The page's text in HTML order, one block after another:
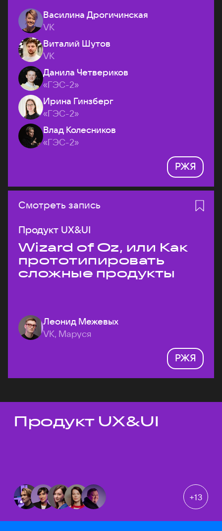
Василина Дрогичинская
VK
Виталий Шутов
VK
Данила Четвериков
«ГЭС-2»
Ирина Гинзберг
«ГЭС-2»
Влад Колесников
«ГЭС-2»
РЖЯ
Смотреть запись
Продукт UX&UI
Wizard of Oz, или Как
прототипировать
сложные продукты
Леонид Межевых
VK, Маруся
РЖЯ
Темы докладов
Продукт UX&UI
+13